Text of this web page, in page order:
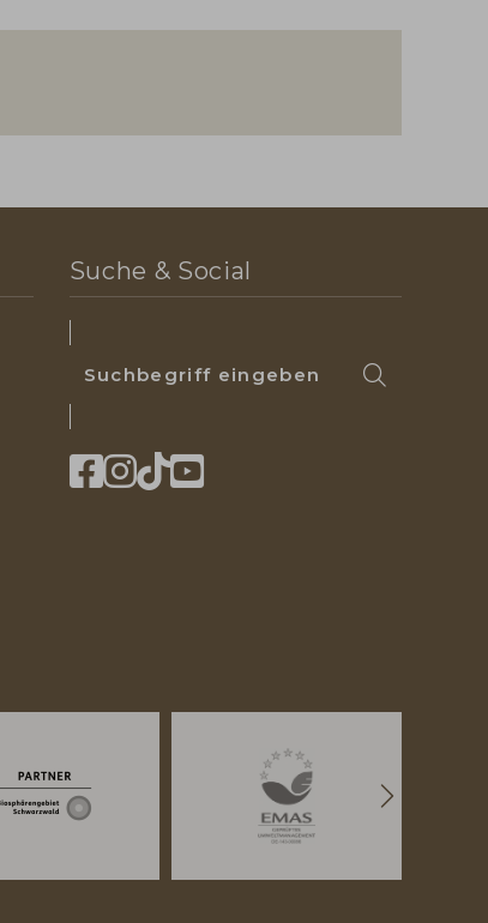
Suche & Social
Suchbegriff